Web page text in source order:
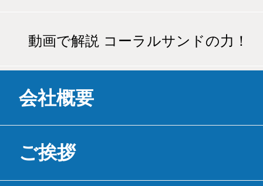
動画で解説 コーラルサンドの力！
会社概要
ご挨拶